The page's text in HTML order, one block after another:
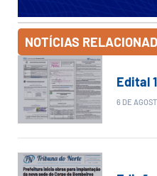
NOTÍCIAS
Edital
6 DE